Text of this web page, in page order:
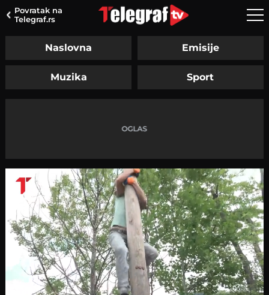
Povratak na
Telegraf.rs
Naslovna Emisije
Muzika Sport